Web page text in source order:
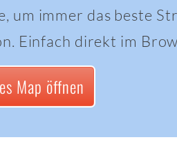
um immer das beste
Einfach direkt im
Map öffnen